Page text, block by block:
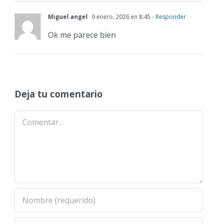
Miguel angel 9 enero, 2026 en 8:45 - Responder
Ok me parece bien
Deja tu comentario
Comentar